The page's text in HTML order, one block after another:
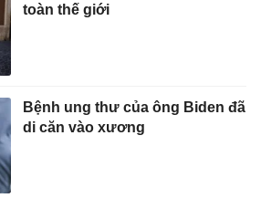
toàn thế giới
Bệnh ung thư của ông Biden đã
di căn vào xương